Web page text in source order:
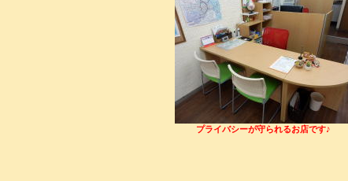
プライバシーが守られるお店です♪